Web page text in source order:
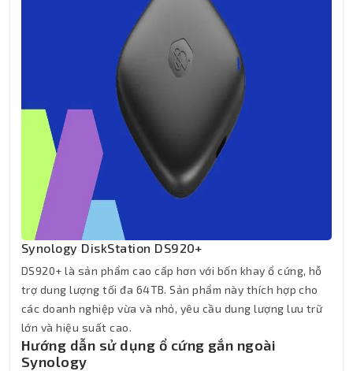
Synology DiskStation DS920+
DS920+ là sản phẩm cao cấp hơn với bốn khay ổ cứng, hỗ
trợ dung lượng tối đa 64TB. Sản phẩm này thích hợp cho
các doanh nghiệp vừa và nhỏ, yêu cầu dung lượng lưu trữ
lớn và hiệu suất cao.
Hướng dẫn sử dụng ổ cứng gắn ngoài
Synology